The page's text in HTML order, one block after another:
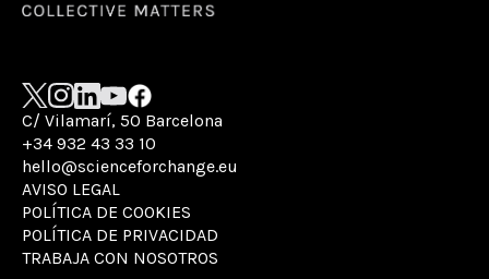
C/ Vilamarí, 50 Barcelona
+34 932 43 33 10
hello@scienceforchange.eu
AVISO LEGAL
POLÍTICA DE COOKIES
POLÍTICA DE PRIVACIDAD
TRABAJA CON NOSOTROS